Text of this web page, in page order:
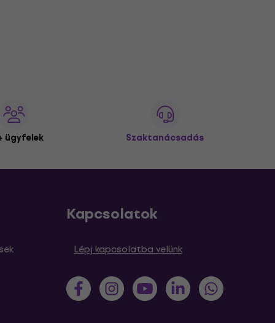
ügyfelek Szaktanácsadás
Kapcsolatok
Lépj kapcsolatba velünk